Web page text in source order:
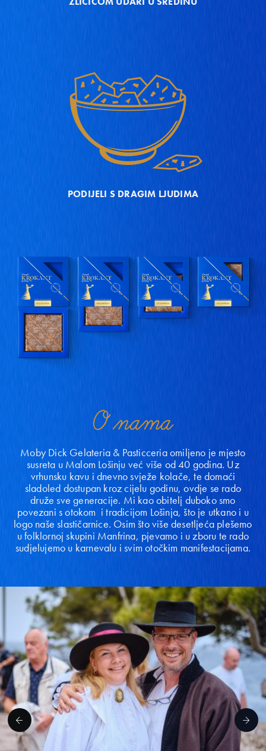
PODIJELI S DRAGIM LJUDIMA
O nama
Moby Dick Gelateria & Pasticceria omiljeno je mjesto
susreta u Malom Lošinju već više od 40 godina. Uz
vrhunsku kavu i dnevno svježe kolače, te domaći
sladoled dostupan kroz cijelu godinu, ovdje se rado
druže sve generacije. Mi kao obitelj duboko smo
povezani s otokom i tradicijom Lošinja, što je utkano i u
logo naše slastičarnice. Osim što više desetljeća plešemo
u folklornoj skupini Manfrina, pjevamo i u zboru te rado
sudjelujemo u karnevalu i svim otočkim manifestacijama.